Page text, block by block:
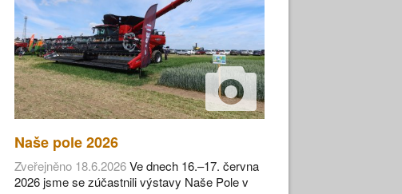
Naše pole 2026
Zveřejněno 18.6.2026Ve dnech 16.–17. června
2026 jsme se zúčastnili výstavy Naše Pole v